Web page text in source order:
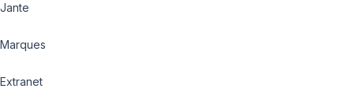
Jante
Marques
Extranet